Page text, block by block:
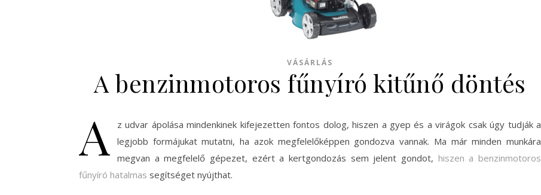
VÁSÁRLÁS
A benzinmotoros fűnyíró kitűnő döntés
A
z udvar ápolása mindenkinek kifejezetten fontos dolog, hiszen a gyep és a virágok csak úgy tudják a
legjobb formájukat mutatni, ha azok megfelelőképpen gondozva vannak. Ma már minden munkára
megvan a megfelelő gépezet, ezért a kertgondozás sem jelent gondot, hiszen a benzinmotoros
fűnyíró hatalmas segítséget nyújthat.